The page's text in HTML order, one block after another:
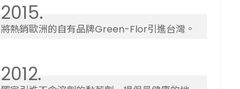
2015.
將熱銷歐洲的自有品牌Green-Flor引進台灣。
2012.